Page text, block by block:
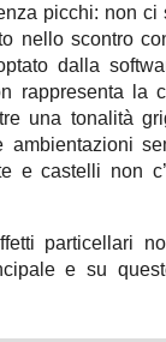
picchi: non
nello scontro
dalla
rappresenta la
una tonalità
e castelli non
particellari
e su